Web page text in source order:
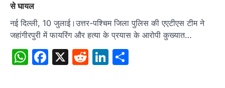
से घायल
नई दिल्ली, 10 जुलाई।उत्तर-पश्चिम जिला पुलिस की एएटीएस टीम ने
जहांगीरपुरी में फायरिंग और हत्या के प्रयास के आरोपी कुख्यात…
WhatsApp
Facebook
X RedditLinkedIn